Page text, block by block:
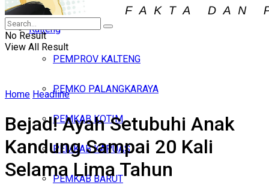
Iklan
Sabtu, Agustus 8, 2026
Kalteng
PEMPROV KALTENG
PEMKO PALANGKARAYA
PEMKAB KOTIM
PEMKAB KAPUAS
PEMKAB BARUT
No Result
View All Result
Home Headline
Bejad! Ayah Setubuhi Anak
Kandung Sampai 20 Kali
Selama Lima Tahun